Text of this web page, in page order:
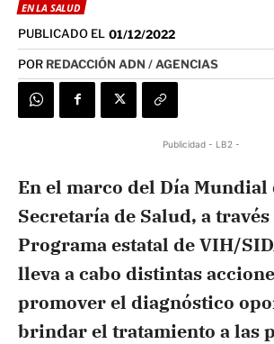
EN LA SALUD
PUBLICADO EL 01/12/2022
POR REDACCIÓN ADN / AGENCIAS
Publicidad - LB2 -
En el marco del Día Mundial
Secretaría de Salud, a
Programa estatal de VIH/
lleva a cabo distintas
promover el diagnóstico
brindar el tratamiento a las